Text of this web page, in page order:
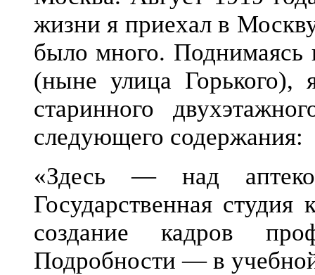
жизни я приехал в
было много. Поднимаясь
(ныне улица Горького),
старинного
следующего содержания:
«Здесь — над
Государственная
создание кадров
Подробности — в